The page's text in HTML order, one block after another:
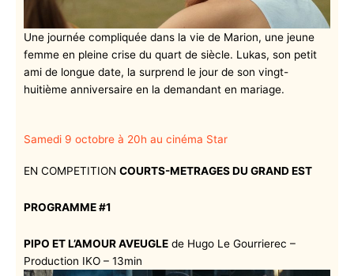
Une journée compliquée dans la vie de Marion, une jeune
femme en pleine crise du quart de siècle. Lukas, son petit
ami de longue date, la surprend le jour de son vingt-
huitième anniversaire en la demandant en mariage.
Samedi 9 octobre à 20h au cinéma Star
EN COMPETITION COURTS-METRAGES DU GRAND EST
PROGRAMME #1
PIPO ET L’AMOUR AVEUGLE de Hugo Le Gourrierec –
Production IKO – 13min